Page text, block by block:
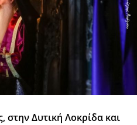
στην Δυτική Λοκρίδα και